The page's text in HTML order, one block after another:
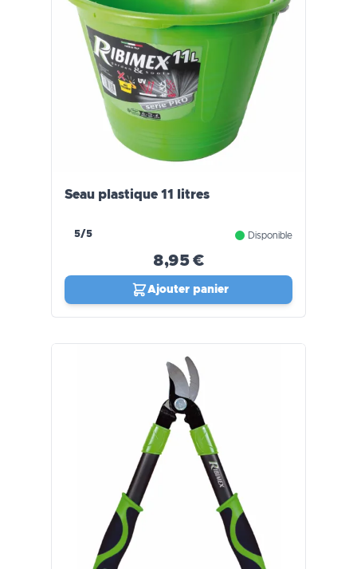
Seau plastique 11 litres
5/5 Disponible
8,95 €
Ajouter panier